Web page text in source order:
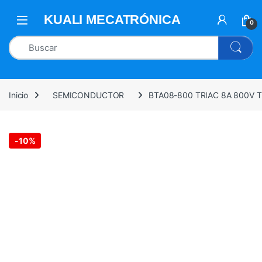
0
Inicio SEMICONDUCTOR BTA08-800 TRIAC 8A 800V
-10%